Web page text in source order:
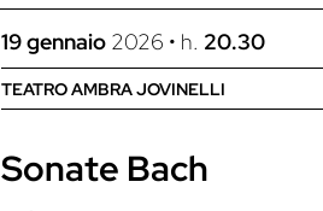
19 gennaio 2026 • h. 20.30
TEATRO AMBRA JOVINELLI
Sonate Bach